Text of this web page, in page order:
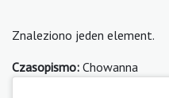
Znaleziono jeden element.
Czasopismo: Chowanna